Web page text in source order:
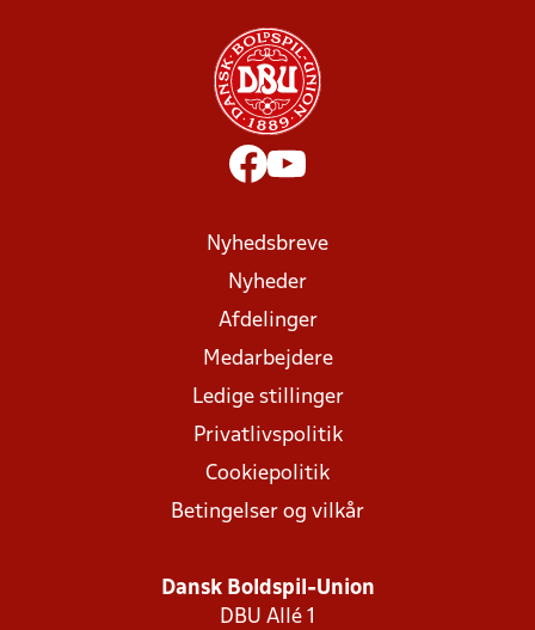
Nyhedsbreve
Nyheder
Afdelinger
Medarbejdere
Ledige stillinger
Privatlivspolitik
Cookiepolitik
Betingelser og vilkår
Dansk Boldspil-Union
DBU Allé 1